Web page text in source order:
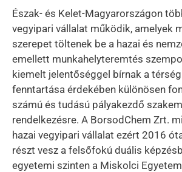
Észak- és Kelet-Magyarországon
vegyipari vállalat működik, amelyek
szerepet töltenek be a hazai és
emellett munkahelyteremtés
kiemelt jelentőséggel bírnak a
fenntartása érdekében különösen
számú és tudású pályakezdő
rendelkezésre. A BorsodChem Zrt.
hazai vegyipari vállalat ezért 2016
részt vesz a felsőfokú duális
egyetemi szinten a Miskolci